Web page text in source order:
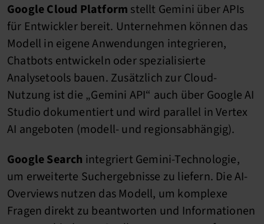
Google Cloud Platform stellt Gemini über APIs
für Entwickler bereit. Unternehmen können das
Modell in eigene Anwendungen integrieren,
Chatbots entwickeln oder spezialisierte
Analysetools bauen. Zusätzlich zur Cloud-
Nutzung ist die „Gemini API“ auch über Google AI
Studio dokumentiert und wird parallel in Vertex
AI angeboten (modell- und regionsabhängig).
Google Search integriert Gemini-Technologie,
um erweiterte Suchergebnisse zu liefern. Die AI-
Overviews nutzen das Modell, um komplexe
Fragen direkt zu beantworten und Informationen